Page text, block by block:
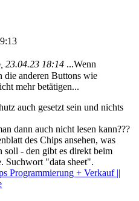
23.04.23 18:14 ...Wenn
die anderen Buttons wie
mehr betätigen...
auch gesetzt sein und nichts
dann auch nicht lesen kann???
des Chips ansehen, was
soll - den gibt es direkt beim
Suchwort "data sheet".
Programmierung + Verkauf ||